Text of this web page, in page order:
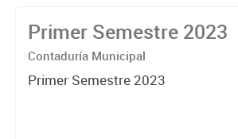
Primer Semestre 2023
Contaduría Municipal
Primer Semestre 2023